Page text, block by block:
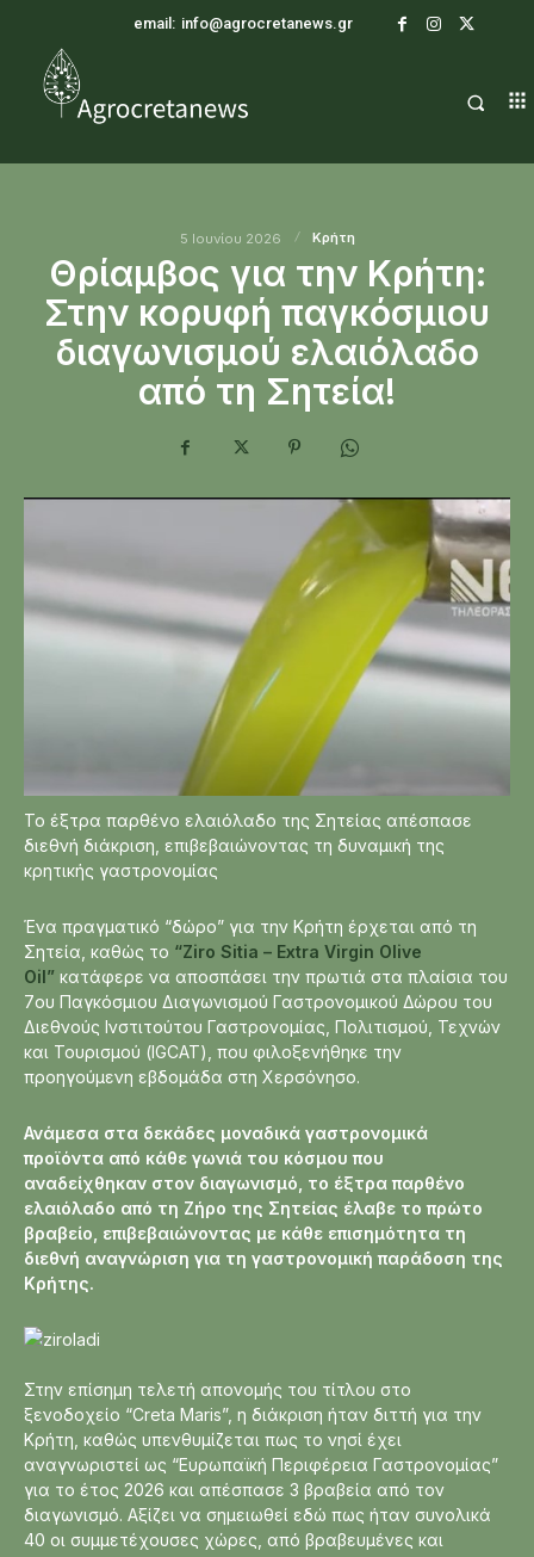
email: info@agrocretanews.gr
5 Ιουνίου 2026 Κρήτη
Θρίαμβος για την Κρήτη:
Στην κορυφή παγκόσμιου
διαγωνισμού ελαιόλαδο
από τη Σητεία!
Το έξτρα παρθένο ελαιόλαδο της Σητείας απέσπασε
διεθνή διάκριση, επιβεβαιώνοντας τη δυναμική της
κρητικής γαστρονομίας
Ένα πραγματικό “δώρο” για την Κρήτη έρχεται από τη
Σητεία, καθώς το “Ziro Sitia – Extra Virgin Olive
Oil” κατάφερε να αποσπάσει την πρωτιά στα πλαίσια του
7ου Παγκόσμιου Διαγωνισμού Γαστρονομικού Δώρου του
Διεθνούς Ινστιτούτου Γαστρονομίας, Πολιτισμού, Τεχνών
και Τουρισμού (IGCAT), που φιλοξενήθηκε την
προηγούμενη εβδομάδα στη Χερσόνησο.
Ανάμεσα στα δεκάδες μοναδικά γαστρονομικά
προϊόντα από κάθε γωνιά του κόσμου που
αναδείχθηκαν στον διαγωνισμό, το έξτρα παρθένο
ελαιόλαδο από τη Ζήρο της Σητείας έλαβε το πρώτο
βραβείο, επιβεβαιώνοντας με κάθε επισημότητα τη
διεθνή αναγνώριση για τη γαστρονομική παράδοση της
Κρήτης.
Στην επίσημη τελετή απονομής του τίτλου στο
ξενοδοχείο “Creta Maris”, η διάκριση ήταν διττή για την
Κρήτη, καθώς υπενθυμίζεται πως το νησί έχει
αναγνωριστεί ως “Ευρωπαϊκή Περιφέρεια Γαστρονομίας”
για το έτος 2026 και απέσπασε 3 βραβεία από τον
διαγωνισμό. Αξίζει να σημειωθεί εδώ πως ήταν συνολικά
40 οι συμμετέχουσες χώρες, από βραβευμένες και